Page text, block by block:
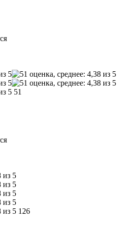
51
126